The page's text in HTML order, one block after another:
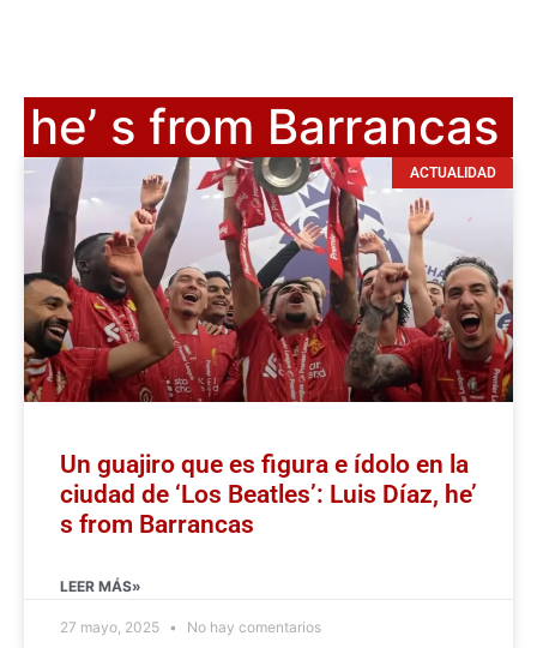
he’ s from Barrancas
ACTUALIDAD
Un guajiro que es figura e ídolo en la
ciudad de ‘Los Beatles’: Luis Díaz, he’
s from Barrancas
LEER MÁS»
27 mayo, 2025 No hay comentarios